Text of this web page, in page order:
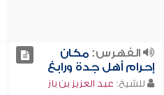
الفهرس:مكان
إحرام أهل جدة ورابغ
للشيخ: عبد العزيز بن باز